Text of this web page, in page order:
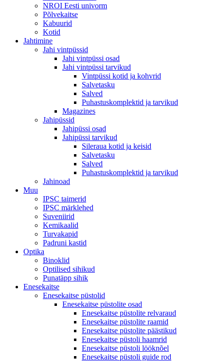
NROI Eesti univorm
Põlvekaitse
Kabuurid
Kotid
Jahtimine
Jahi vintpüssid
Jahi vintpüssi osad
Jahi vintpüssi tarvikud
Vintpüssi kotid ja kohvrid
Salvetasku
Salved
Puhastuskomplektid ja tarvikud
Magazines
Jahipüssid
Jahipüssi osad
Jahipüssi tarvikud
Sileraua kotid ja keisid
Salvetasku
Salved
Puhastuskomplektid ja tarvikud
Jahinoad
Muu
IPSC taimerid
IPSC märklehed
Suveniirid
Kemikaalid
Turvakapid
Padruni kastid
Optika
Binoklid
Optilised sihikud
Punatäpp sihik
Enesekaitse
Enesekaitse püstolid
Enesekaitse püstolite osad
Enesekaitse püstolite relvaraud
Enesekaitse püstolite raamid
Enesekaitse püstolite päästikud
Enesekaitse püstoli haamrid
Enesekaitse püstoli lööknõel
Enesekaitse püstoli guide rod